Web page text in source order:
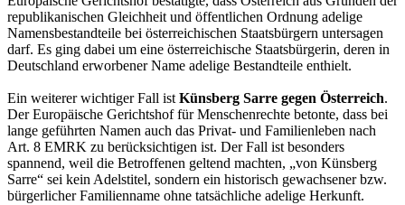
republikanischen Gleichheit und öffentlichen Ordnung adelige
Namensbestandteile bei österreichischen Staatsbürgern untersagen
darf. Es ging dabei um eine österreichische Staatsbürgerin, deren in
Deutschland erworbener Name adelige Bestandteile enthielt.
Ein weiterer wichtiger Fall ist Künsberg Sarre gegen Österreich.
Der Europäische Gerichtshof für Menschenrechte betonte, dass bei
lange geführten Namen auch das Privat- und Familienleben nach
Art. 8 EMRK zu berücksichtigen ist. Der Fall ist besonders
spannend, weil die Betroffenen geltend machten, „von Künsberg
Sarre“ sei kein Adelstitel, sondern ein historisch gewachsener bzw.
bürgerlicher Familienname ohne tatsächliche adelige Herkunft.